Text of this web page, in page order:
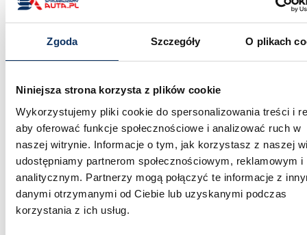
Zgoda Szczegóły O plikach
Niniejsza strona korzysta z plików cookie
Wykorzystujemy pliki cookie do spersonalizowania treści i
aby oferować funkcje społecznościowe i analizować ruch w
naszej witrynie. Informacje o tym, jak korzystasz z naszej
udostępniamy partnerom społecznościowym, reklamowym i
analitycznym. Partnerzy mogą połączyć te informacje z
danymi otrzymanymi od Ciebie lub uzyskanymi podczas
korzystania z ich usług.
Najnowsze wpisy
pickup i rodzinne SUV-y z USA
2026-03-30
2008 BMW 750Li – luksusowa limuzyna
sprowadzona z Dubaju za 25 tys. zł pod dom
2026-03-28
2019 Alfa Romeo Giulia – włoski sedan z
charakterem sprowadzony z USA za 37 tys. zł
pod dom
2026-03-26